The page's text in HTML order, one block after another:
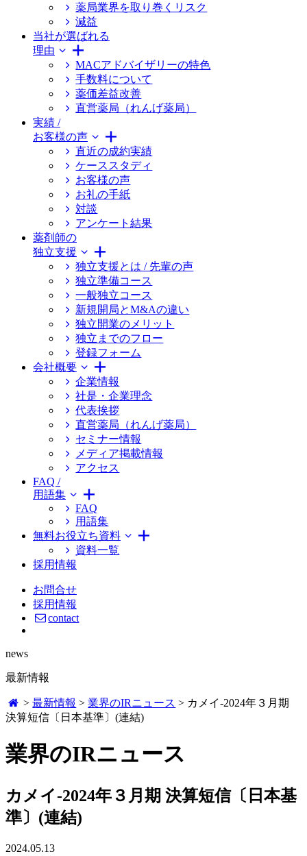
薬局業界を取り巻くリスク
減益
当社が選ばれる
理由
MACアドバイザリーの特色
手数料について
薬価差益改善
直営薬局（れんげ薬局）
実績 /
お客様の声
直近の成約実績
ケーススタディ
お客様の声
お礼の手紙
対談
アンケート結果
薬剤師の
独立支援
独立支援とは / 先輩の声
独立準備コース
一般独立コース
新規開局とM&Aの違い
独立開業のメリット
独立までのフロー
登録フォーム
会社概要
企業情報
社是・企業理念
代表挨拶
直営薬局（れんげ薬局）
セミナー情報
メディア掲載情報
アクセス
FAQ /
用語集
FAQ
用語集
無料お役立ち資料
資料一覧
採用情報
お問合せ
採用情報
contact
news
最新情報
>最新情報 >業界のIRニュース > カメイ-2024年３月期
決算短信〔日本基準〕(連結)
業界のIRニュース
カメイ-2024年３月期 決算短信〔日本基
準〕(連結)
2024.05.13